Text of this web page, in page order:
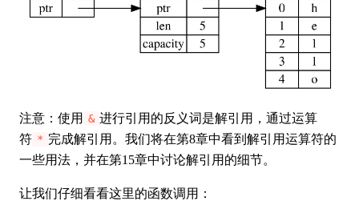
注意：使用 & 进行引用的反义词是解引用，通过运算
符 * 完成解引用。我们将在第8章中看到解引用运算符的
一些用法，并在第15章中讨论解引用的细节。
让我们仔细看看这里的函数调用：